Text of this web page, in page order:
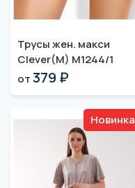
Трусы жен. макси
Clever(M) M1244/1
от379 ₽
Новинка